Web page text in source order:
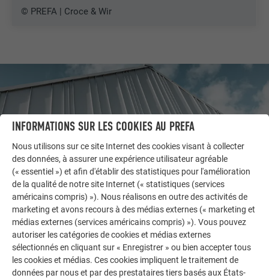
© PREFA | Croce & Wir
LAISSEZ-VOUS INSPIRER
AUTRES BÂTIMENTS
La galerie de références PREFA démontre la
INFORMATIONS SUR LES COOKIES AU PREFA
Nous utilisons sur ce site Internet des cookies visant à collecter
des données, à assurer une expérience utilisateur agréable
(« essentiel ») et afin d'établir des statistiques pour l'amélioration
de la qualité de notre site Internet (« statistiques (services
américains compris) »). Nous réalisons en outre des activités de
marketing et avons recours à des médias externes (« marketing et
médias externes (services américains compris) »). Vous pouvez
autoriser les catégories de cookies et médias externes
sélectionnés en cliquant sur « Enregistrer » ou bien accepter tous
les cookies et médias. Ces cookies impliquent le traitement de
données par nous et par des prestataires tiers basés aux États-